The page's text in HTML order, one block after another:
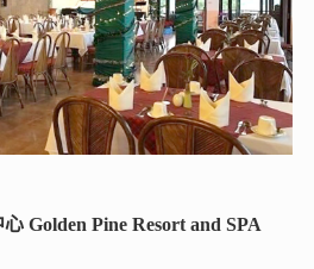
Golden Pine Resort and SPA